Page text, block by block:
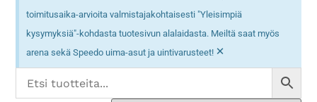
toimitusaika-arvioita valmistajakohtaisesti "Yleisimpiä
kysymyksiä"-kohdasta tuotesivun alalaidasta. Meiltä saat myös
arena sekä Speedo uima-asut ja uintivarusteet! ×